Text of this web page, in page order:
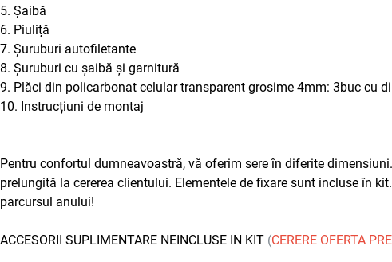
5. Șaibă
6. Piuliță
7. Șuruburi autofiletante
8. Șuruburi cu șaibă și garnitură
9. Plăci din policarbonat celular transparent grosime 4mm: 3buc cu
10. Instrucțiuni de montaj
Pentru confortul dumneavoastră, vă oferim sere în diferite
prelungită la cererea clientului. Elementele de fixare sunt incluse în
parcursul anului!
ACCESORII SUPLIMENTARE NEINCLUSE IN KIT (CERERE OFERTA